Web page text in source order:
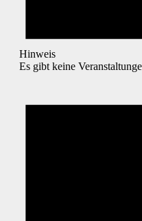
Hinweis
Es gibt keine